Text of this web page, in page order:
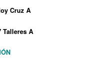
Cruz A
A